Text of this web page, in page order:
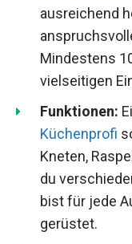
ausreichend
Mindestens
vielseitigen
Funktionen:
Küchenprofi
Kneten,
du
bist für jede
gerüstet.